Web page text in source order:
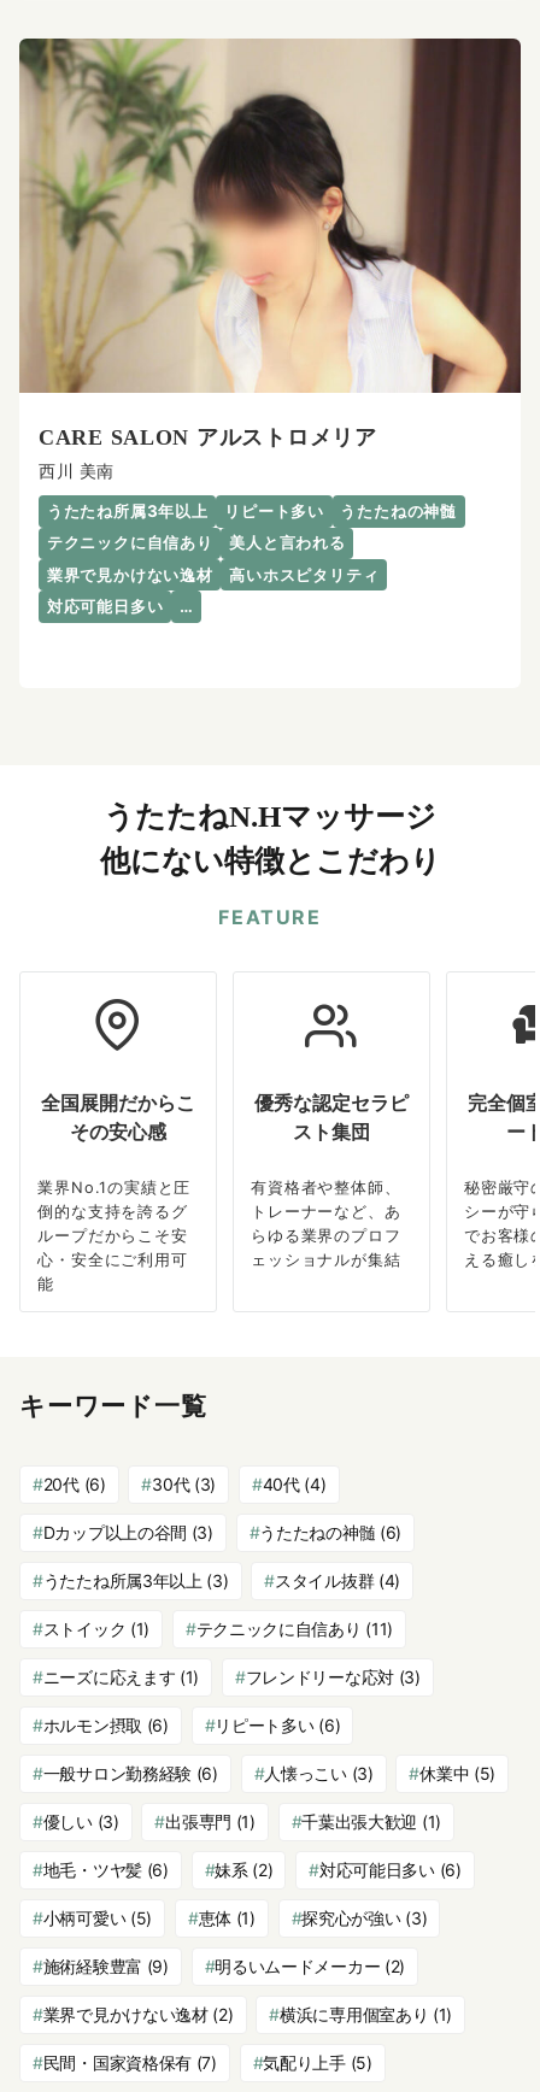
CARE SALON アルストロメリア
西川 美南
うたたね所属3年以上 リピート多い
うたたねの神髄
テクニックに自信あり
美人と言われる
業界で見かけない逸材
高いホスピタリティ
対応可能日多い
…
うたたねN.Hマッサージ
他にない特徴とこだわり
FEATURE
全国展開だからこ
その安心感
業界No.1の実績と圧
倒的な支持を誇るグ
ループだからこそ安
心・安全にご利用可
能
優秀な認定セラピ
スト集団
有資格者や整体師、
トレーナーなど、あ
らゆる業界のプロフ
ェッショナルが集結
完全個
ー
秘密厳守
シーが守
でお客様
える癒し
キーワード一覧
20代(6) 30代(3) 40代(4)
Dカップ以上の谷間 (3) うたたねの神髄 (6)
うたたね所属3年以上 (3) スタイル抜群(4)
ストイック (1) テクニックに自信あり (11)
ニーズに応えます (1) フレンドリーな応対(3)
ホルモン摂取 (6) リピート多い(6)
一般サロン勤務経験 (6) 人懐っこい(3) 休業中 (5)
優しい(3) 出張専門 (1) 千葉出張大歓迎 (1)
地毛・ツヤ髪(6) 妹系 (2) 対応可能日多い(6)
小柄可愛い(5) 恵体(1) 探究心が強い(3)
施術経験豊富 (9) 明るいムードメーカー (2)
業界で見かけない逸材(2) 横浜に専用個室あり (1)
民間・国家資格保有 (7) 気配り上手(5)